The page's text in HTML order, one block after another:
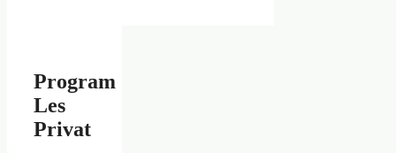
Program
Les
Privat